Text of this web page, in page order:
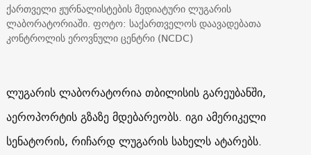
ქართველი ჟურნალისტების მედიატური ლუგარის
ლაბორატორიაში. ფოტო: საქართველოს დაავადებათა
კონტროლის ეროვნული ცენტრი (NCDC)
ლუგარის ლაბორატორია თბილისის გარეუბანში,
აეროპორტის გზაზე მდებარეობს. იგი ამერიკელი
სენატორის, რიჩარდ ლუგარის სახელს ატარებს.